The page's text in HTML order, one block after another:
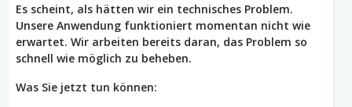
Es scheint, als hätten wir ein technisches Problem.
Unsere Anwendung funktioniert momentan nicht wie
erwartet. Wir arbeiten bereits daran, das Problem so
schnell wie möglich zu beheben.
Was Sie jetzt tun können: